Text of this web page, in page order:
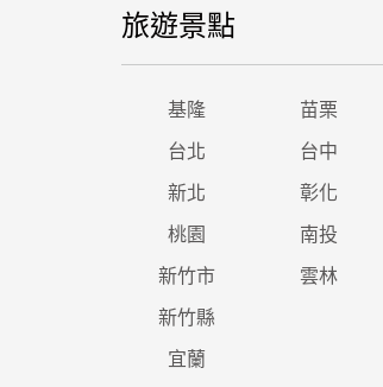
旅遊景點
基隆 苗栗
台北 台中
新北 彰化
桃園 南投
新竹市 雲林
新竹縣
宜蘭